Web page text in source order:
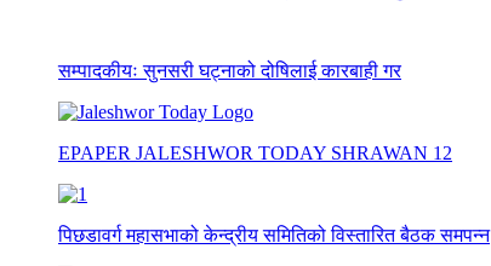
सम्पादकीयः सुनसरी घट्नाको दोषिलाई कारबाही गर
EPAPER JALESHWOR TODAY SHRAWAN 12
पिछडावर्ग महासभाको केन्द्रीय समितिको विस्तारित बैठक समपन्न